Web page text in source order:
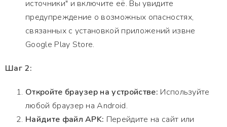
источники" и включите её. Вы увидите
предупреждение о возможных опасностях,
связанных с установкой приложений извне
Google Play Store.
Шаг 2:
Откройте браузер на устройстве: Используйте
любой браузер на Android.
Найдите файл APK: Перейдите на сайт или